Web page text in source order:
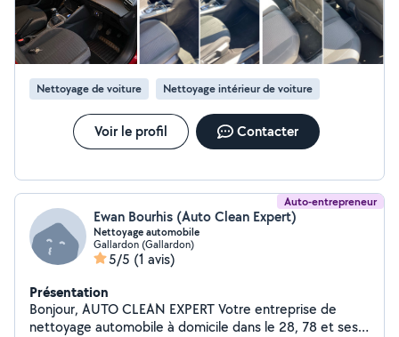
Nettoyage de voiture Nettoyage intérieur de voiture
Voir le profil Contacter
Auto-entrepreneur
Ewan Bourhis (Auto Clean Expert)
Nettoyage automobile
Gallardon (Gallardon)
5/5 (1 avis)
Présentation
Bonjour, AUTO CLEAN EXPERT Votre entreprise de
nettoyage automobile à domicile dans le 28, 78 et ses